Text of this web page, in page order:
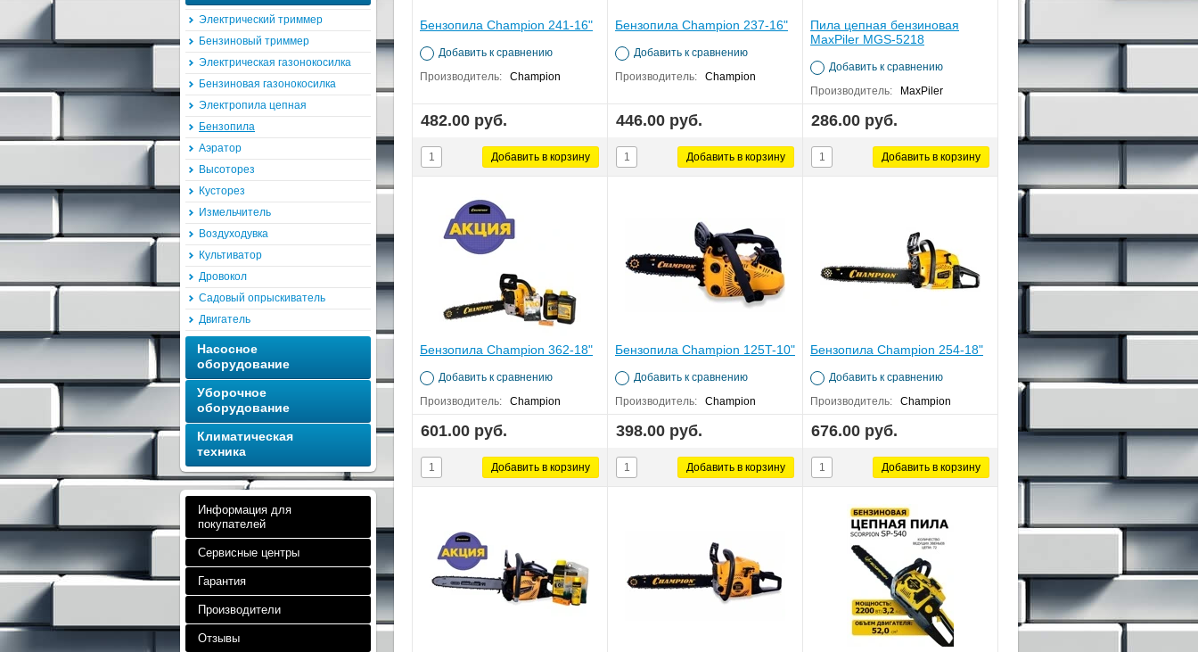
Электрический триммер
Бензиновый триммер
Электрическая газонокосилка
Бензиновая газонокосилка
Электропила цепная
Бензопила
Аэратор
Высоторез
Кусторез
Измельчитель
Воздуходувка
Культиватор
Дровокол
Садовый опрыскиватель
Двигатель
Насосное
оборудование
Уборочное
оборудование
Климатическая
техника
Информация для
покупателей
Сервисные центры
Гарантия
Производители
Отзывы
Бензопила Champion 241-16"
Добавить к сравнению
Производитель:
Champion
482.00 руб.
Бензопила Champion 237-16"
Добавить к сравнению
Производитель:
Champion
446.00 руб.
Пила цепная бензиновая
MaxPiler MGS-5218
Добавить к сравнению
Производитель:
MaxPiler
286.00 руб.
Бензопила Champion 362-18"
Добавить к сравнению
Производитель:
Champion
601.00 руб.
Бензопила Champion 125T-10"
Добавить к сравнению
Производитель:
Champion
398.00 руб.
Бензопила Champion 254-18"
Добавить к сравнению
Производитель:
Champion
676.00 руб.